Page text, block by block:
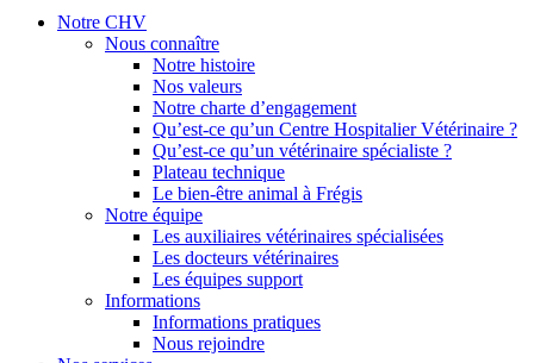
Notre CHV
Nous connaître
Notre histoire
Nos valeurs
Notre charte d’engagement
Qu’est-ce qu’un Centre Hospitalier Vétérinaire ?
Qu’est-ce qu’un vétérinaire spécialiste ?
Plateau technique
Le bien-être animal à Frégis
Notre équipe
Les auxiliaires vétérinaires spécialisées
Les docteurs vétérinaires
Les équipes support
Informations
Informations pratiques
Nous rejoindre